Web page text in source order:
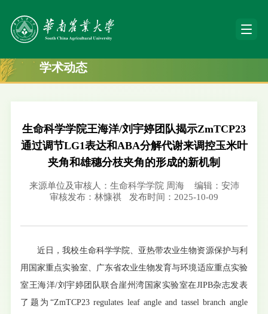
学术动态
生命科学学院王海洋/刘宇婷团队揭示ZmTCP23
通过调节LG1表达和ABA分解代谢来调控玉米叶
夹角和雄穗分枝夹角的形成的新机制
来源单位及审核人：生命科学学院 周海
编辑：安沛
审核发布：林慷祺
发布时间：2025-10-09
近日，我校生命科学学院、亚热带农业生物资源保护与利
用国家重点实验室、广东省农业生物发育与环境适应重点实验
室王海洋/刘宇婷团队联合崖州湾国家实验室在JIPB杂志发表
了题为“ZmTCP23 regulates leaf angle and tassel branch angle